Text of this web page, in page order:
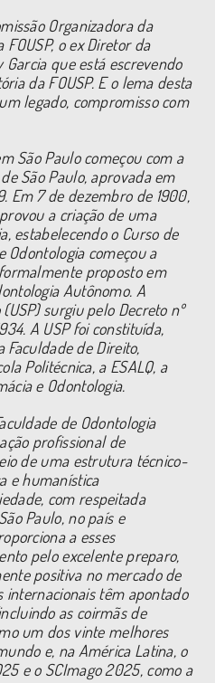
Organizadora da
o ex Diretor da
Garcia que está escrevendo
da FOUSP. E o lema desta
legado, compromisso com
São Paulo começou com a
São Paulo, aprovada em
Em 7 de dezembro de 1900,
a criação de uma
estabelecendo o Curso de
Odontologia começou a
proposto em
Autônomo. A
surgiu pelo Decreto nº
A USP foi constituída,
de Direito,
Politécnica, a ESALQ, a
e Odontologia.
de Odontologia
profissional de
de uma estrutura técnico-
e humanística
com respeitada
Paulo, no país e
a esses
pelo excelente preparo,
positiva no mercado de
internacionais têm apontado
as coirmãs de
um dos vinte melhores
e, na América Latina, o
e o SCImago 2025, como a